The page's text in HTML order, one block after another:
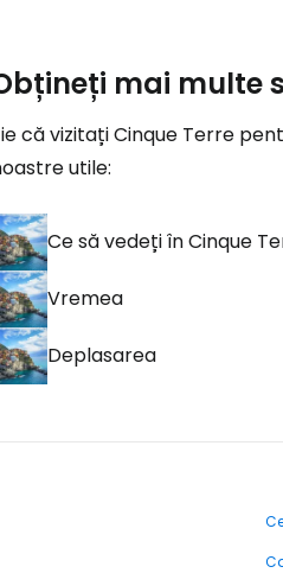
mai multe
că vizitați Cinque Terre
utile:
Ce să vedeți în Cinque
Vremea
Deplasarea